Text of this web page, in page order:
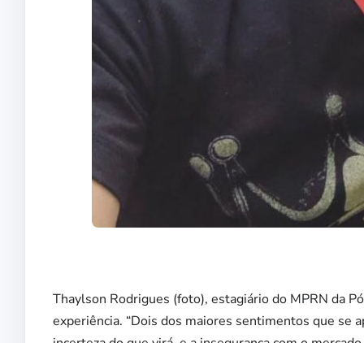
Thaylson Rodrigues (foto), estagiário do MPRN da
experiência. “Dois dos maiores sentimentos que se